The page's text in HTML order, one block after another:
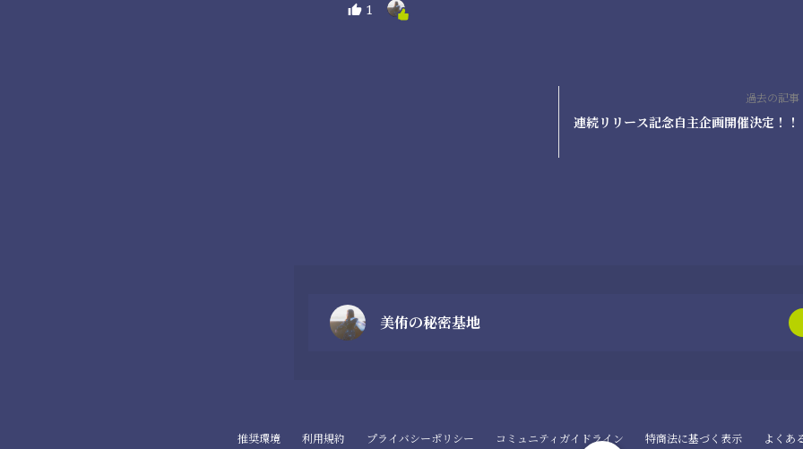
1
過去の記事
連続リリース記念自主企画開催決定！！
美侑の秘密基地
推奨環境 利用規約 プライバシーポリシー コミュニティガイドライン 特商法に基づく表示 よくあ